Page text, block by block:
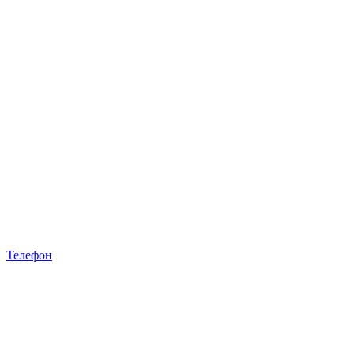
Телефон